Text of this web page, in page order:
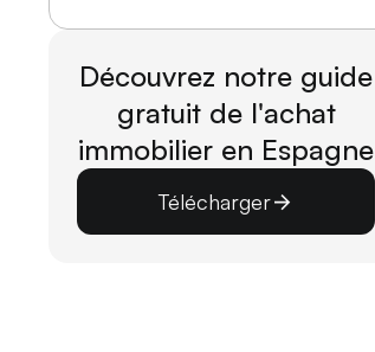
Découvrez notre guide
gratuit de l'achat
immobilier en Espagne
Télécharger